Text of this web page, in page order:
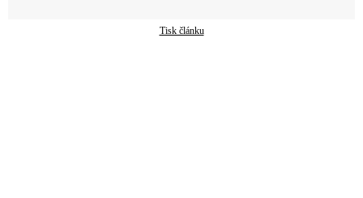
Tisk článku